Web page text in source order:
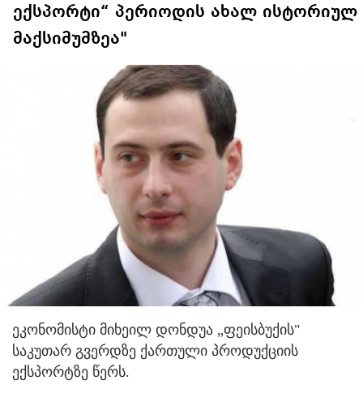
ექსპორტი“ პერიოდის ახალ ისტორიულ
მაქსიმუმზეა"
ეკონომისტი მიხეილ დონდუა „ფეისბუქის"
საკუთარ გვერდზე ქართული პროდუქციის
ექსპორტზე წერს.